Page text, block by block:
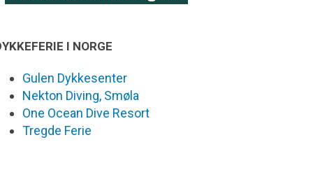
I NORGE
Gulen Dykkesenter
Nekton Diving, Smøla
One Ocean Dive Resort
Tregde Ferie